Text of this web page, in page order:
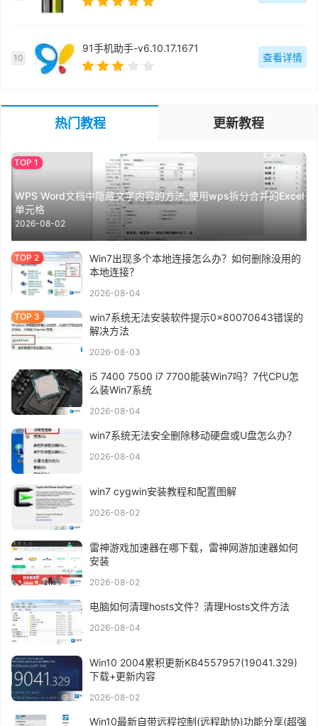
10
91手机助手-v6.10.17.1671
查看详情
热门教程 更新教程
WPS Word文档中隐藏文字内容的方法_使用wps拆分合并的Excel
单元格
2026-08-02
Win7出现多个本地连接怎么办？如何删除没用的
本地连接？
2026-08-04
win7系统无法安装软件提示0x80070643错误的
解决方法
2026-08-03
i5 7400 7500 i7 7700能装Win7吗？7代CPU怎
么装Win7系统
2026-08-04
win7系统无法安全删除移动硬盘或U盘怎么办？
2026-08-04
win7 cygwin安装教程和配置图解
2026-08-02
雷神游戏加速器在哪下载，雷神网游加速器如何
安装
2026-08-02
电脑如何清理hosts文件？清理Hosts文件方法
2026-08-04
Win10 2004累积更新KB4557957(19041.329)
下载+更新内容
2026-08-02
Win10最新自带远程控制(远程助协)功能分享(超强